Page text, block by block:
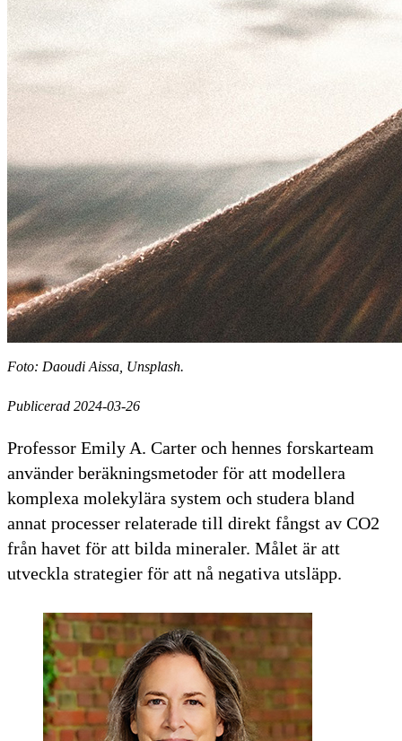
Foto: Daoudi Aissa, Unsplash.
Publicerad 2024-03-26
Professor Emily A. Carter och hennes forskarteam
använder beräkningsmetoder för att modellera
komplexa molekylära system och studera bland
annat processer relaterade till direkt fångst av CO2
från havet för att bilda mineraler. Målet är att
utveckla strategier för att nå negativa utsläpp.